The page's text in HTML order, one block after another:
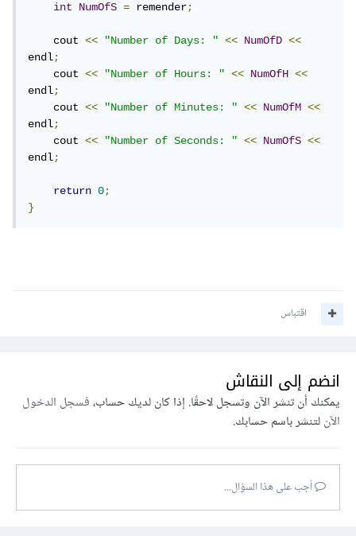
int
NumOfS = remender;
    cout
<< "Number of Days: " << NumOfD
<<
endl;
    cout
<< "Number of Hours: " << NumOfH
<<
endl;
    cout
<< "Number of Minutes: " << NumOfM
<<
endl;
    cout
<< "Number of Seconds: " << NumOfS
<<
endl;
return 0;
}
اقتباس
انضم إلى النقاش
يمكنك أن تنشر الآن وتسجل لاحقًا. إذا كان لديك حساب،فسجل الدخول
الآنلتنشر باسم حسابك.
أجب على هذا السؤال...